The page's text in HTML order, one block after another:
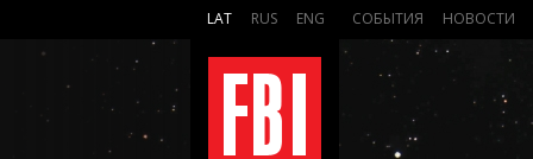
LAT RUS ENG СОБЫТИЯ НОВОСТИ